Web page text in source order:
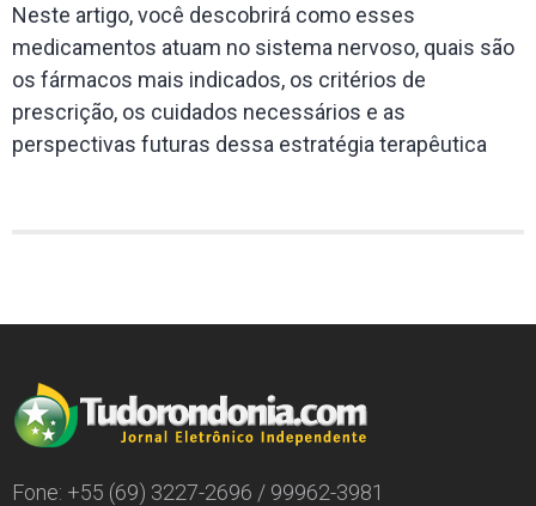
Neste artigo, você descobrirá como esses
medicamentos atuam no sistema nervoso, quais são
os fármacos mais indicados, os critérios de
prescrição, os cuidados necessários e as
perspectivas futuras dessa estratégia terapêutica
Fone: +55 (69) 3227-2696 / 99962-3981